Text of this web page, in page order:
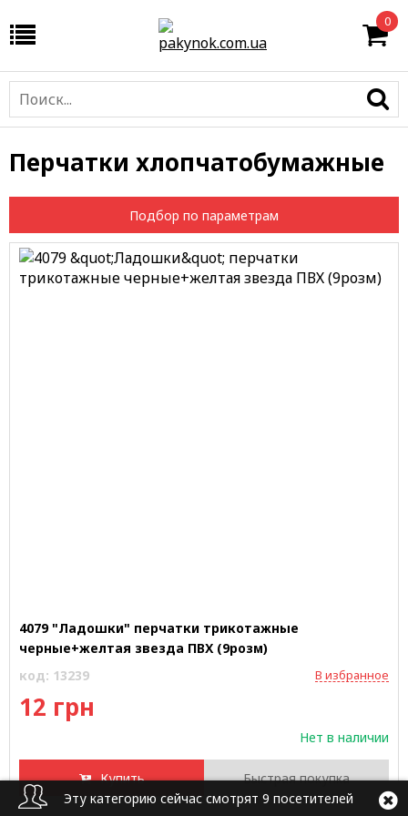
0
Перчатки хлопчатобумажные
Подбор по параметрам
4079 "Ладошки" перчатки трикотажные
черные+желтая звезда ПВХ (9розм)
код: 13239
В избранное
12 грн
Нет в наличии
Купить
Быстрая покупка
Эту категорию сейчас смотрят 9 посетителей